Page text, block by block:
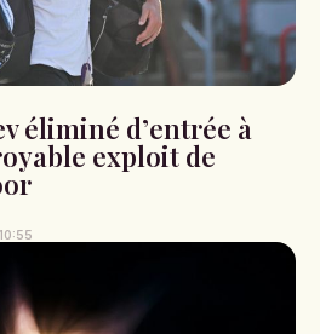
éliminé d’entrée à
exploit de
10:55